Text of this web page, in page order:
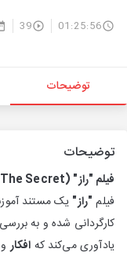
01:25:56
39
توضیحات
توضیحات
فیلم "راز" (The Secret): کشف قانون جذب با رندا برن
فیلم "راز" یک مستند
کارگردانی شده و به
یادآوری می‌کند که افکارو